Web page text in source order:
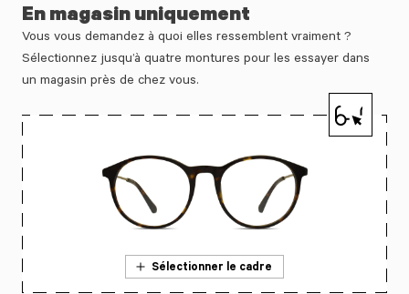
En magasin uniquement
Vous vous demandez à quoi elles ressemblent vraiment ?
Sélectionnez jusqu’à quatre montures pour les essayer dans
un magasin près de chez vous.
Sélectionner le cadre